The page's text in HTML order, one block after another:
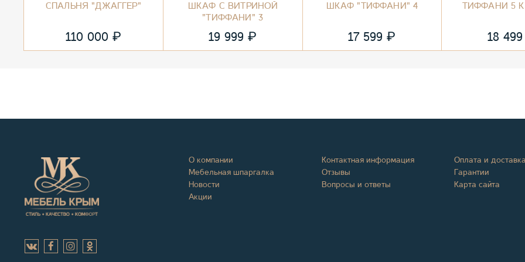
СПАЛЬНЯ "ДЖАГГЕР"
110 000 ₽
ШКАФ С ВИТРИНОЙ
"ТИФФАНИ" 3
19 999₽
ШКАФ "ТИФФАНИ" 4
17 599₽
ТИФФАНИ 5
18 499
О компании
Мебельная шпаргалка
Новости
Акции
Контактная информация
Отзывы
Вопросы и ответы
Оплата и доставка
Гарантии
Карта сайта